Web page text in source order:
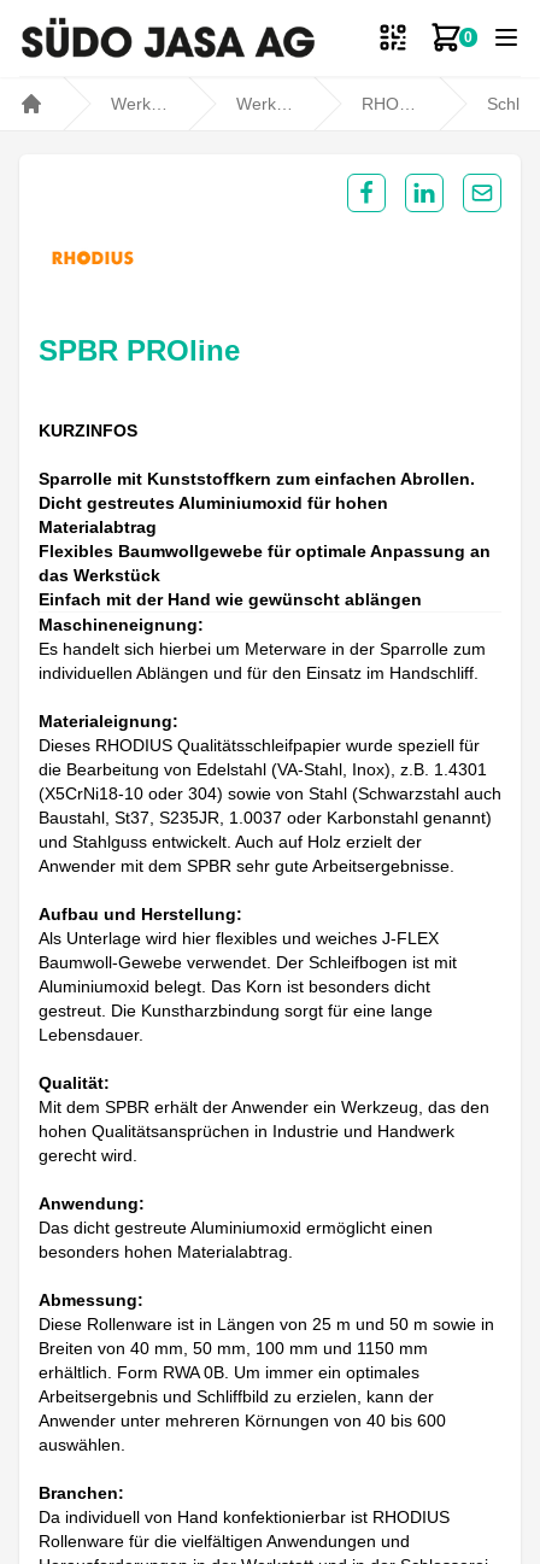
0
Zum
SPBR PROline
KURZINFOS
Sparrolle mit Kunststoffkern zum einfachen Abrollen.
Dicht gestreutes Aluminiumoxid für hohen
Materialabtrag
Flexibles Baumwollgewebe für optimale Anpassung an
das Werkstück
Einfach mit der Hand wie gewünscht ablängen
Maschineneignung:
Es handelt sich hierbei um Meterware in der Sparrolle zum
individuellen Ablängen und für den Einsatz im Handschliff.
Materialeignung:
Dieses RHODIUS Qualitätsschleifpapier wurde speziell für
die Bearbeitung von Edelstahl (VA-Stahl, Inox), z.B. 1.4301
(X5CrNi18-10 oder 304) sowie von Stahl (Schwarzstahl auch
Baustahl, St37, S235JR, 1.0037 oder Karbonstahl genannt)
und Stahlguss entwickelt. Auch auf Holz erzielt der
Anwender mit dem SPBR sehr gute Arbeitsergebnisse.
Aufbau und Herstellung:
Als Unterlage wird hier flexibles und weiches J-FLEX
Baumwoll-Gewebe verwendet. Der Schleifbogen ist mit
Aluminiumoxid belegt. Das Korn ist besonders dicht
gestreut. Die Kunstharzbindung sorgt für eine lange
Lebensdauer.
Qualität:
Mit dem SPBR erhält der Anwender ein Werkzeug, das den
hohen Qualitätsansprüchen in Industrie und Handwerk
gerecht wird.
Anwendung:
Das dicht gestreute Aluminiumoxid ermöglicht einen
besonders hohen Materialabtrag.
Abmessung:
Diese Rollenware ist in Längen von 25 m und 50 m sowie in
Breiten von 40 mm, 50 mm, 100 mm und 1150 mm
erhältlich. Form RWA 0B. Um immer ein optimales
Arbeitsergebnis und Schliffbild zu erzielen, kann der
Anwender unter mehreren Körnungen von 40 bis 600
auswählen.
Branchen:
Da individuell von Hand konfektionierbar ist RHODIUS
Rollenware für die vielfältigen Anwendungen und
Share on Facebook
Share onShare